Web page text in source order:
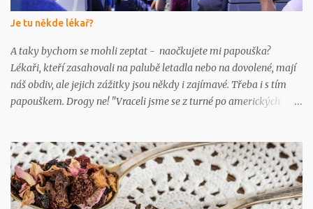
Je tu někde lékař?
A taky bychom se mohli zeptat - naočkujete mi papouška?
Lékaři, kteří zasahovali na palubě letadla nebo na dovolené, mají
náš obdiv, ale jejich zážitky jsou někdy i zajímavé. Třeba i s tím
papouškem. Drogy ne! "Vraceli jsme se z turné po amerických
Strakonice, "a při letu z Chicaga do Frankfurtu jsme spolu s jednou
kolegyní z Hamburku udržovali při životě nedostatečně
ventilovanou a zdrogovanou Mexičanku. Ambu-vak si
neodpočinul." Bylo to asi od jídla Prof. MUDr. Tomáš Zima,